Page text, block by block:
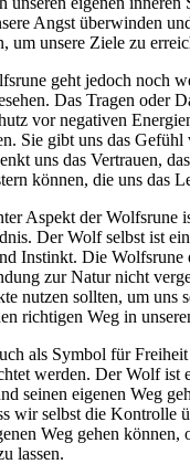
‌Angst überwinden​
um unsere Ziele zu
geht jedoch noch
Das Tragen ‍oder
‍vor negativen
Sie gibt⁢ uns das‌ Gefühl
uns das Vertrauen,
können, die ⁣uns das
Aspekt ⁣der Wolfsrune
​Der Wolf selbst‌ ist
Instinkt. Die Wolfsrune
zur Natur nicht
nutzen sollten, um uns
richtigen Weg‌ in
als Symbol für⁤
werden. Der Wolf ⁤ist
‍seinen eigenen Weg⁤
wir selbst die Kontrolle⁤
Weg gehen können,
lassen.